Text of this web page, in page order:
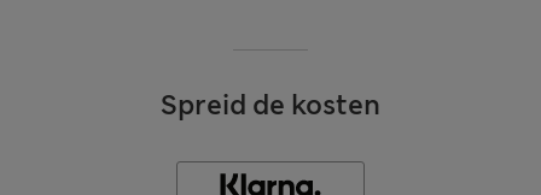
Spreid de kosten